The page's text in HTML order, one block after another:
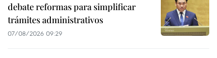
debate reformas para simplificar
trámites administrativos
07/08/2026 09:29